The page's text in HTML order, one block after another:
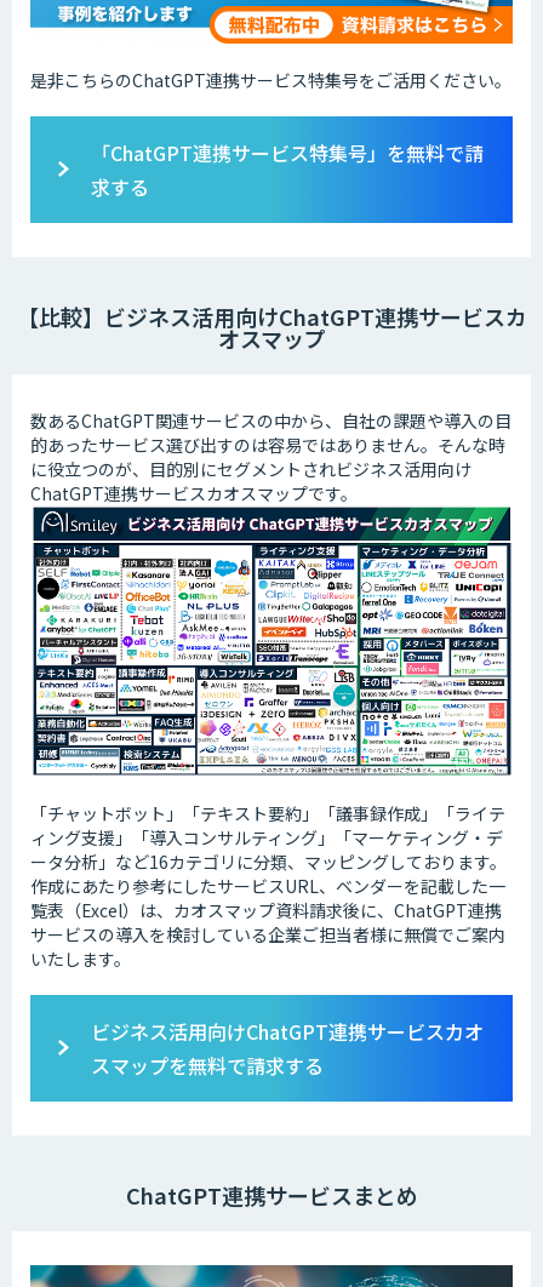
是非こちらのChatGPT連携サービス特集号をご活用ください。
「ChatGPT連携サービス特集号」を無料で請
求する
【比較】ビジネス活用向けChatGPT連携サービスカ
オスマップ
数あるChatGPT関連サービスの中から、自社の課題や導入の目
的あったサービス選び出すのは容易ではありません。そんな時
に役立つのが、目的別にセグメントされビジネス活用向け
ChatGPT連携サービスカオスマップです。
「チャットボット」「テキスト要約」「議事録作成」「ライテ
ィング支援」「導入コンサルティング」「マーケティング・デ
ータ分析」など16カテゴリに分類、マッピングしております。
作成にあたり参考にしたサービスURL、ベンダーを記載した一
覧表（Excel）は、カオスマップ資料請求後に、ChatGPT連携
サービスの導入を検討している企業ご担当者様に無償でご案内
いたします。
ビジネス活用向けChatGPT連携サービスカオ
スマップを無料で請求する
ChatGPT連携サービスまとめ